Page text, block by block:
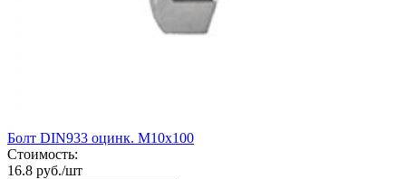
Болт DIN933 оцинк. М10х100
Стоимость:
16.8 руб./шт